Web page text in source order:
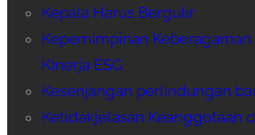
Kepala Harus Bergulir
Kepemimpinan
Kinerja ESG
Kesenjangan perlindungan
Ketidakjelasan Keanggotaan